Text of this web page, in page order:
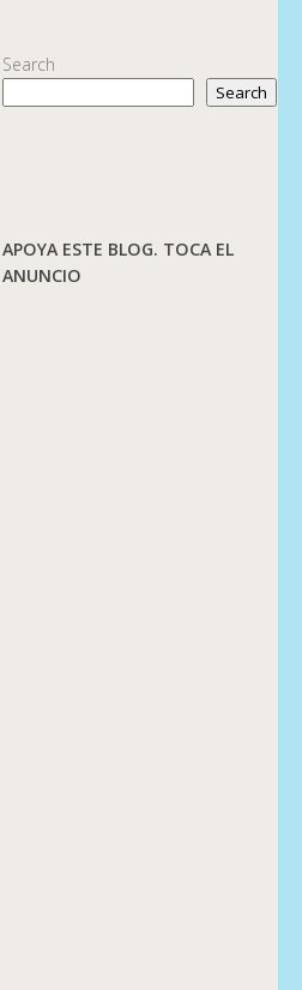
Search
Search
APOYA ESTE BLOG. TOCA EL
ANUNCIO